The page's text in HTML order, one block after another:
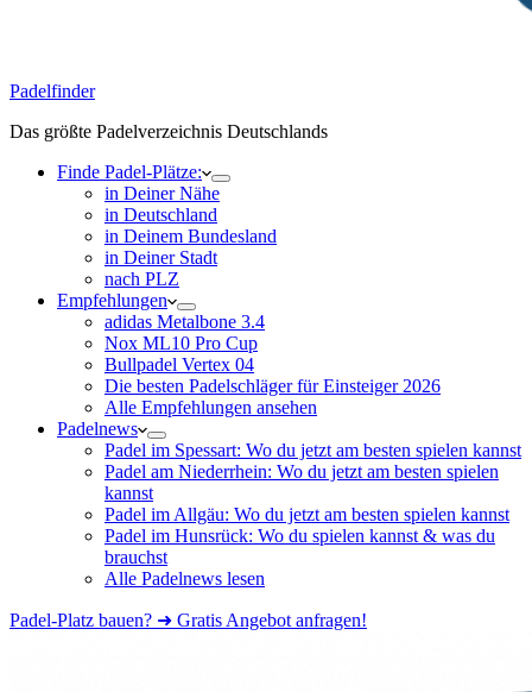
Padelfinder
Das größte Padelverzeichnis Deutschlands
Finde Padel-Plätze:
in Deiner Nähe
in Deutschland
in Deinem Bundesland
in Deiner Stadt
nach PLZ
Empfehlungen
adidas Metalbone 3.4
Nox ML10 Pro Cup
Bullpadel Vertex 04
Die besten Padelschläger für Einsteiger 2026
Alle Empfehlungen ansehen
Padelnews
Padel im Spessart: Wo du jetzt am besten spielen kannst
Padel am Niederrhein: Wo du jetzt am besten spielen
kannst
Padel im Allgäu: Wo du jetzt am besten spielen kannst
Padel im Hunsrück: Wo du spielen kannst & was du
brauchst
Alle Padelnews lesen
Padel-Platz bauen? ➜ Gratis Angebot anfragen!